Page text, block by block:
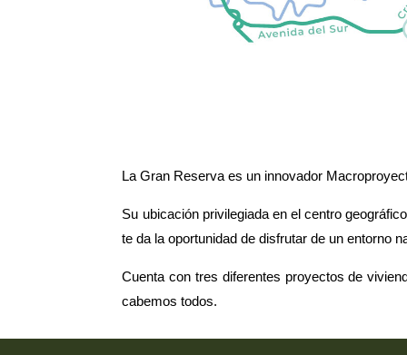
La Gran Reserva es un innovador
Su ubicación privilegiada en el centro
te da la oportunidad de disfrutar de un entorno
Cuenta con tres diferentes proyectos de
cabemos todos.